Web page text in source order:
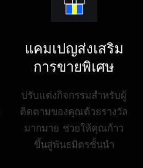
แคมเปญส่งเสริม
การขายพิเศษ
ปรับแต่งกิจกรรมสำหรับผู้
ติดตามของคุณด้วยรางวัล
มากมาย ช่วยให้คุณก้าว
ขึ้นสู่พันธมิตรชั้นนำ